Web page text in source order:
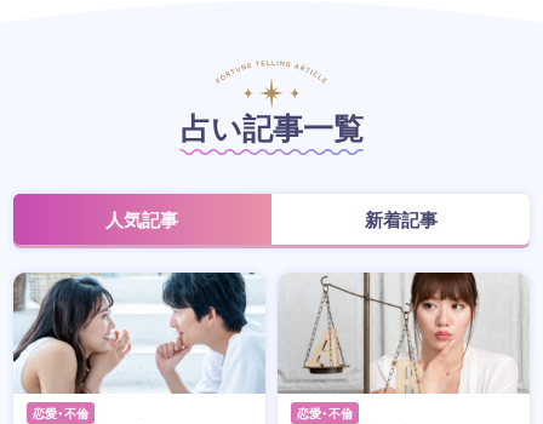
占い記事一覧
人気記事 新着記事
恋愛・不倫 恋愛・不倫